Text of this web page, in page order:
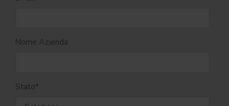
Nome Azienda
Stato*